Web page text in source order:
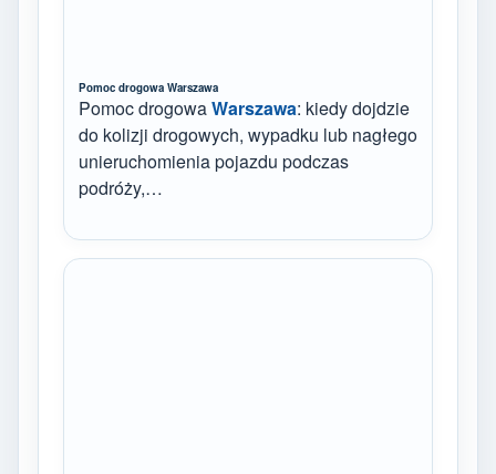
Pomoc drogowa Warszawa
Pomoc drogowaWarszawa: kiedy dojdzie
do kolizji drogowych, wypadku lub nagłego
unieruchomienia pojazdu podczas
podróży,…